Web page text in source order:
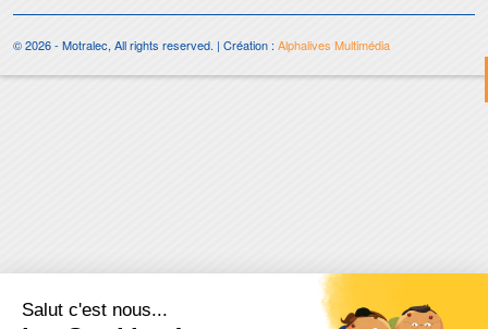
© 2026 - Motralec, All rights reserved. | Création : Alphalives Multimédia